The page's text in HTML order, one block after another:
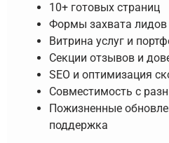
10+ готовых страниц
Формы захвата лидов
Витрина услуг и
Секции отзывов и
SEO и оптимизация
Совместимость с
Пожизненные
поддержка